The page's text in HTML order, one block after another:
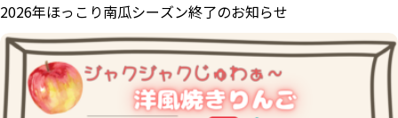
2026年ほっこり南瓜シーズン終了のお知らせ